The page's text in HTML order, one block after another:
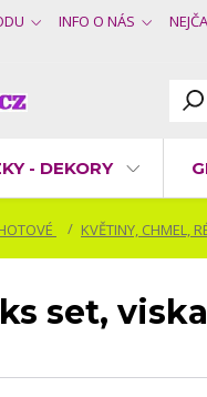
INFO O NÁS
- DEKORY
KVĚTINY, CHMEL,
set,